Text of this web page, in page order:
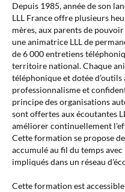
Depuis 1985, année de son
LLL France offre plusieurs
mères, aux parents de
une animatrice LLL de
de 6 000 entretiens
territoire national. Chaque
téléphonique et dotée
professionnalisme et
principe des organisations
sont offertes aux écoutantes
améliorer continuellement
Cette formation se propose
accumulé au fil du temps
impliqués dans un réseau
Cette formation est